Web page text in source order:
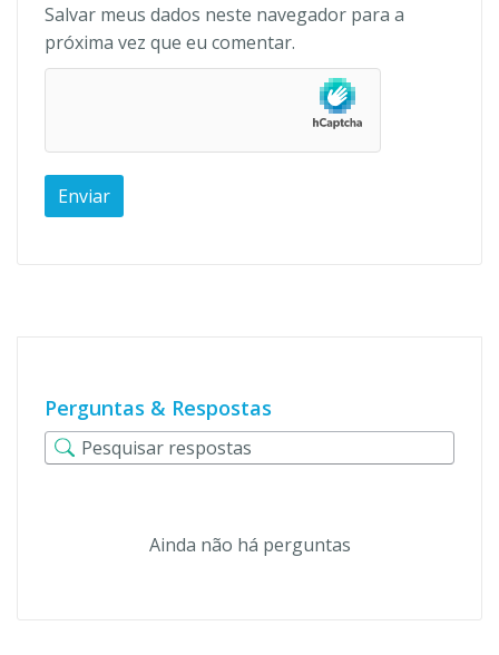
Salvar meus dados neste navegador para a
próxima vez que eu comentar.
Perguntas & Respostas
Ainda não há perguntas